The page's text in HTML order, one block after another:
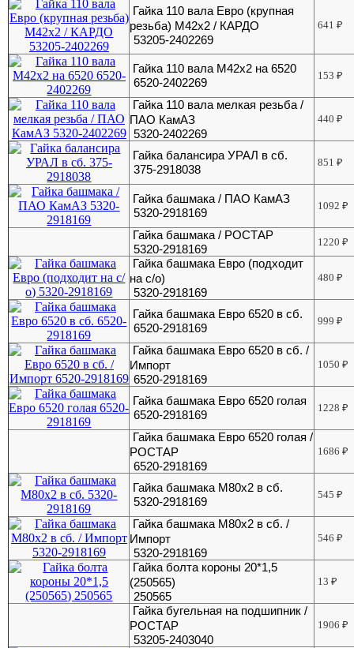
Гайка 110 вала Евро (крупная
резьба) М42х2 / КАРДО
53205-2402269
641₽
Гайка 110 вала М42х2 на 6520
6520-2402269
153₽
Гайка 110 вала мелкая резьба /
ПАО КамАЗ
5320-2402269
440₽
Гайка балансира УРАЛ в сб.
375-2918038
851₽
Гайка башмака / ПАО КамАЗ
5320-2918169
1092₽
Гайка башмака / РОСТАР
5320-2918169
1220₽
Гайка башмака Евро (подходит
на с/о)
5320-2918169
480₽
Гайка башмака Евро 6520 в сб.
6520-2918169
999₽
Гайка башмака Евро 6520 в сб. /
Импорт
6520-2918169
1050₽
Гайка башмака Евро 6520 голая
6520-2918169
1228₽
Гайка башмака Евро 6520 голая /
РОСТАР
6520-2918169
1686₽
Гайка башмака М80х2 в сб.
5320-2918169
545₽
Гайка башмака М80х2 в сб. /
Импорт
5320-2918169
546₽
Гайка болта короны 20*1,5
(250565)
250565
13₽
Гайка бугельная на подшипник /
РОСТАР
53205-2403040
1906₽